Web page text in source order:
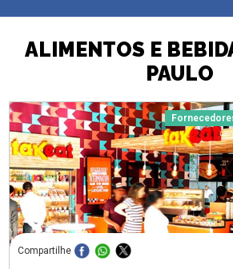
ALIMENTOS E
PAULO
Compartilhe